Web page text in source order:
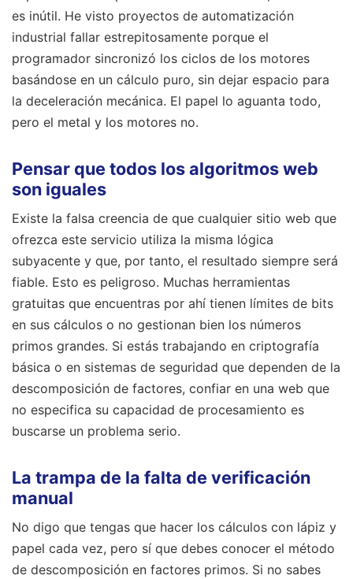
es inútil. He visto proyectos de automatización
industrial fallar estrepitosamente porque el
programador sincronizó los ciclos de los motores
basándose en un cálculo puro, sin dejar espacio para
la deceleración mecánica. El papel lo aguanta todo,
pero el metal y los motores no.
Pensar que todos los algoritmos web
son iguales
Existe la falsa creencia de que cualquier sitio web que
ofrezca este servicio utiliza la misma lógica
subyacente y que, por tanto, el resultado siempre será
fiable. Esto es peligroso. Muchas herramientas
gratuitas que encuentras por ahí tienen límites de bits
en sus cálculos o no gestionan bien los números
primos grandes. Si estás trabajando en criptografía
básica o en sistemas de seguridad que dependen de la
descomposición de factores, confiar en una web que
no especifica su capacidad de procesamiento es
buscarse un problema serio.
La trampa de la falta de verificación
manual
No digo que tengas que hacer los cálculos con lápiz y
papel cada vez, pero sí que debes conocer el método
de descomposición en factores primos. Si no sabes